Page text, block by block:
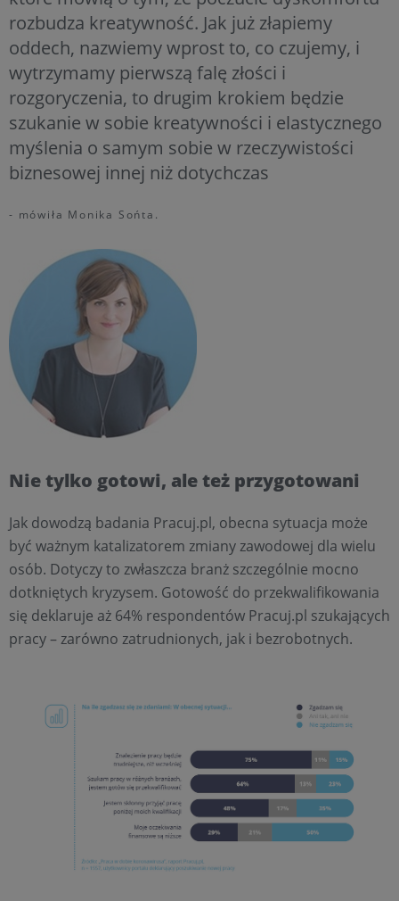
rozbudza kreatywność. Jak już złapiemy
oddech, nazwiemy wprost to, co czujemy, i
wytrzymamy pierwszą falę złości i
rozgoryczenia, to drugim krokiem będzie
szukanie w sobie kreatywności i elastycznego
myślenia o samym sobie w rzeczywistości
biznesowej innej niż dotychczas
- mówiła Monika Sońta.
Nie tylko gotowi, ale też przygotowani
Jak dowodzą badania Pracuj.pl, obecna sytuacja może
być ważnym katalizatorem zmiany zawodowej dla wielu
osób. Dotyczy to zwłaszcza branż szczególnie mocno
dotkniętych kryzysem. Gotowość do przekwalifikowania
się deklaruje aż 64% respondentów Pracuj.pl szukających
pracy – zarówno zatrudnionych, jak i bezrobotnych.